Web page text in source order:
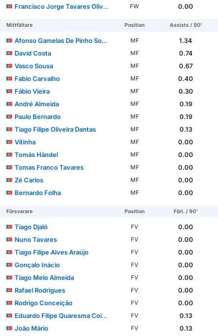
Francisco Jorge Tavares Oliveira
FW 0.00
Mittfältare Position Assists / 90'
Afonso Gamelas De Pinho Sousa MF
1.34
David Costa
MF
0.74
Vasco Sousa
MF
0.67
Fabio Carvalho
MF
0.40
Fábio Vieira
MF
0.30
André Almeida
MF
0.19
Paulo Bernardo
MF
0.19
Tiago Filipe Oliveira Dantas
MF
0.13
Vitinha
MF
0.00
Tomás Händel
MF
0.00
Tomas Franco Tavares
MF
0.00
Zé Carlos
MF
0.00
Bernardo Folha
MF 0.00
Försvarare Position Förl. / 90'
Tiago Djaló FV
0.00
Nuno Tavares
FV
0.00
Tiago Filipe Alves Araújo
FV
0.00
Gonçalo Inácio
FV
0.00
Tiago Melo Almeida
FV
0.00
Rafael Rodrigues
FV
0.00
Rodrigo Conceição
FV
0.00
Eduardo Filipe Quaresma Coimbra Simões
FV
0.13
João Mário
FV
0.13